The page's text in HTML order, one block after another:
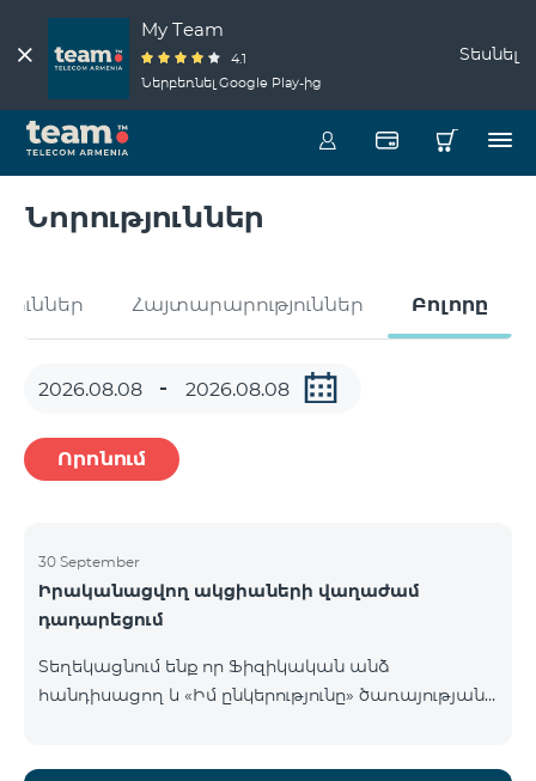
My Team
4.1
Ներբեռնել Google Play-ից
Տեսնել
Նորություններ
Հայտարարություններ Բոլորը
Որոնում
30 September
Իրականացվող ակցիաների վաղաժամ
դադարեցում
Տեղեկացնում ենք որ Ֆիզիկական անձ
հանդիսացող և «Իմ ընկերությունը» ծառայության